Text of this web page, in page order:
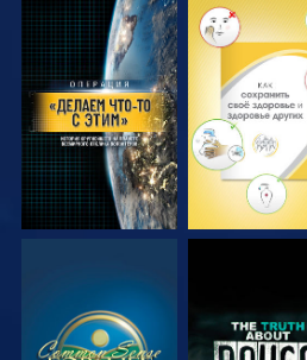
СМОТРЕТЬ СМОТРЕТЬ
СМОТРЕТЬ СМОТРЕТЬ